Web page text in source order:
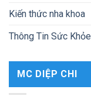
Kiến thức nha khoa
Thông Tin Sức Khỏe
MC DIỆP CHI